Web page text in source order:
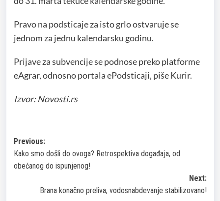
Pravo na podsticaje za isto grlo ostvaruje se
jednom za jednu kalendarsku godinu.
Prijave za subvencije se podnose preko platforme
eAgrar, odnosno portala ePodsticaji, piše Kurir.
Izvor: Novosti.rs
Post
navigation
Previous:
Kako smo došli do ovoga? Retrospektiva događaja, od
obećanog do ispunjenog!
Next:
Brana konačno preliva, vodosnabdevanje stabilizovano!